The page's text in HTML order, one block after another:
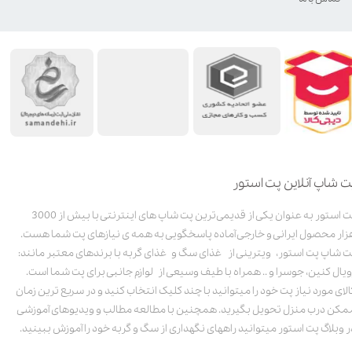
شاپ آنلاین پت استور
پت استور به عنوان یکی از قدیمی‌ترین پت شاپ های اینترنتی با بیش از 3000
محصول ایرانی و خارجی آماده پاسخگویی به همه ی نیازهای پت شما هست.
شاپ پت استور، ویترینی از غذای سگ و غذای گربه با برندهای معتبر مانند:
کنین، جوسرا و .. همراه با طیف وسیعی از لوازم جانبی برای پت شما است.
مورد نیاز پت خود را میتوانید با چند کلیک انتخاب کنید و در سریع ترین زمان
درب منزل تحویل بگیرید. همچنین با مطالعه مطالب و ویدیوهای آموزشی
وبلاگ پت استور میتوانید راههای نگهداری از سگ و گربه خود را آموزش ببینید.